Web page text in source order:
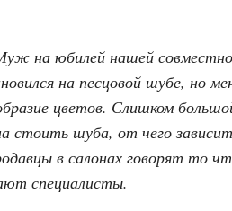
на юбилей нашей
на песцовой шубе, но
цветов. Слишком
стоить шуба, от чего
в салонах говорят то
специалисты.